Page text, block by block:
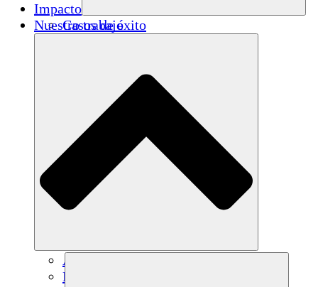
Impacto
Casos de éxito
Nuestro trabajo
Agricultura sostenible
Recuperación de terremotos